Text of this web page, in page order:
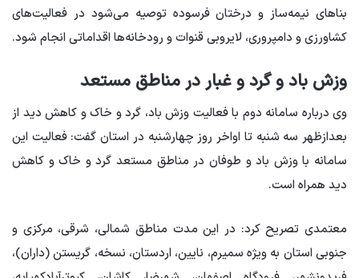
بناهای نیمه‌ساز و درختان فرسوده توصیه می‌شود در فعالیت‌های
کشاورزی و دامپروری، لایروبی قنوات و رودخانه‌ها اقداماتی انجام شود.
وزش باد و گرد و غبار در مناطق مستعد
وی درباره سامانه دوم با فعالیت وزش باد، گرد و خاک و کاهش دید از
بعدازظهر سه شنبه تا اواخر روز چهارشنبه در استان گفت: فعالیت این
سامانه با وزش باد و طوفان در مناطق مستعد گرد و خاک و کاهش
دید همراه است.
معتمدی تصریح کرد: در این مدت مناطق شمالی، شرقی، مرکزی و
جنوبی استان به ویژه سمیرم، نایین، اردستان، نسخه، گریستن(داران)،